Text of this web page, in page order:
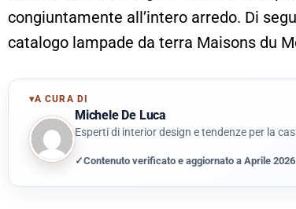
congiuntamente all’intero arredo. Di
catalogo lampade da terra Maisons du
▾A CURA DI
Michele De Luca
Esperti di interior design e tendenze per la
✓Contenuto verificato e aggiornato a Aprile 2026